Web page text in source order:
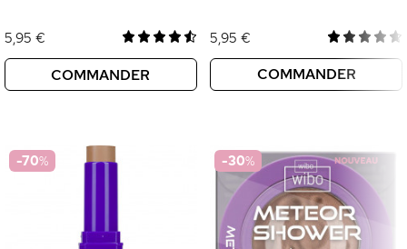
5,95 €
COMMANDER
5,95 €
COMMANDER
-70% -30%